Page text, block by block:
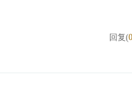
回复(0